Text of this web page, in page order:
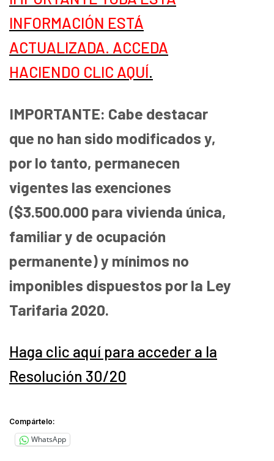
INFORMACIÓN ESTÁ
ACTUALIZADA. ACCEDA
HACIENDO CLIC AQUÍ.
IMPORTANTE: Cabe destacar
que no han sido modificados y,
por lo tanto, permanecen
vigentes las exenciones
($3.500.000 para vivienda única,
familiar y de ocupación
permanente) y mínimos no
imponibles dispuestos por la Ley
Tarifaria 2020.
Haga clic aquí para acceder a la
Resolución 30/20
Compártelo:
WhatsApp